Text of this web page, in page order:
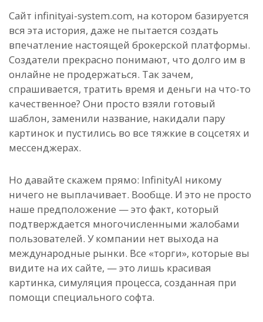
Сайт infinityai-system.com, на котором базируется
вся эта история, даже не пытается создать
впечатление настоящей брокерской платформы.
Создатели прекрасно понимают, что долго им в
онлайне не продержаться. Так зачем,
спрашивается, тратить время и деньги на что-то
качественное? Они просто взяли готовый
шаблон, заменили название, накидали пару
картинок и пустились во все тяжкие в соцсетях и
мессенджерах.
Но давайте скажем прямо: InfinityAI никому
ничего не выплачивает. Вообще. И это не просто
наше предположение — это факт, который
подтверждается многочисленными жалобами
пользователей. У компании нет выхода на
международные рынки. Все «торги», которые вы
видите на их сайте, — это лишь красивая
картинка, симуляция процесса, созданная при
помощи специального софта.